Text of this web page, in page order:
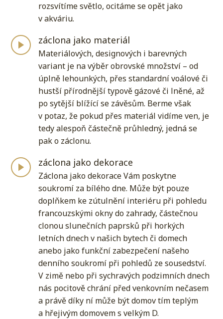
rozsvítíme světlo, ocitáme se opět jako
v akváriu.
záclona jako materiál
Materiálových, designových i barevných
variant je na výběr obrovské množství – od
úplně lehounkých, přes standardní voálové či
hustší přírodnější typově gázové či lněné, až
po sytější blížící se závěsům. Berme však
v potaz, že pokud přes materiál vidíme ven, je
tedy alespoň částečně průhledný, jedná se
pak o záclonu.
záclona jako dekorace
Záclona jako dekorace Vám poskytne
soukromí za bílého dne. Může být pouze
doplňkem ke zútulnění interiéru při pohledu
francouzskými okny do zahrady, částečnou
clonou slunečních paprsků při horkých
letních dnech v našich bytech či domech
anebo jako funkční zabezpečení našeho
denního soukromí při pohledů ze sousedství.
V zimě nebo při sychravých podzimních dnech
nás pocitově chrání před venkovním nečasem
a právě díky ní může být domov tím teplým
a hřejivým domovem s velkým D.